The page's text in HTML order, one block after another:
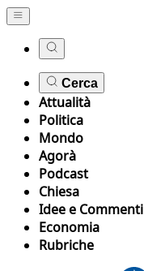
Cerca
Attualità
Politica
Mondo
Agorà
Podcast
Chiesa
Idee e Commenti
Economia
Rubriche